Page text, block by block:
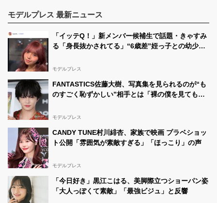
山RTしてください🥲❕引用RTもカウントされますよ😽 ⬇️
#拡散希望 #相互RT https://t.co/xElR9vfz40
モデルプレス 最新ニュース
「イッテQ！」新メンバー候補生で話題・きゃすみ
る「身長抜かされてる」“6歳差”姪っ子との幼少期
「共演エモい」の声
モデルプレス
FANTASTICS佐藤大樹、写真集を見られるのが“も
のすごく恥ずかしい”相手とは「裸の僕を見てもら
モデルプレス
CANDY TUNE村川緋杏、家族で映画 プラベショッ
ト公開「雰囲気が素敵すぎる」「ほっこり」の声
モデルプレス
「今日好き」黒江こはる、美脚際立つショーパン姿
「大人っぽくて素敵」「最強ビジュ」と反響